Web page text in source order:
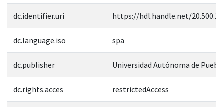
dc.identifier.uri https://hdl.handle.net/
dc.language.iso spa
dc.publisher Universidad Autónoma de
dc.rights.acces restrictedAccess